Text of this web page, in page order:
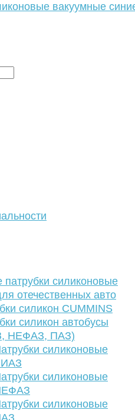
вакуумные
силиконовые
отечественных авто
силикон CUMMINS
силикон автобусы
НЕФАЗ, ПАЗ)
силиконовые
силиконовые
силиконовые